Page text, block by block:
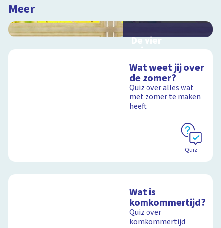
Meer
De vier
seizoenen
schoolplaat over de
seizoenen
Wat weet jij over
de zomer?
Quiz over alles wat
met zomer te maken
heeft
Quiz
Wat is
komkommertijd?
Quiz over
komkommertijd